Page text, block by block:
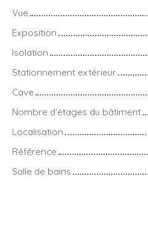
Vue
Exposition
Isolation
Stationnement extérieur
Cave
Nombre d'étages du bâtiment
Localisation
Référence
Salle de bains